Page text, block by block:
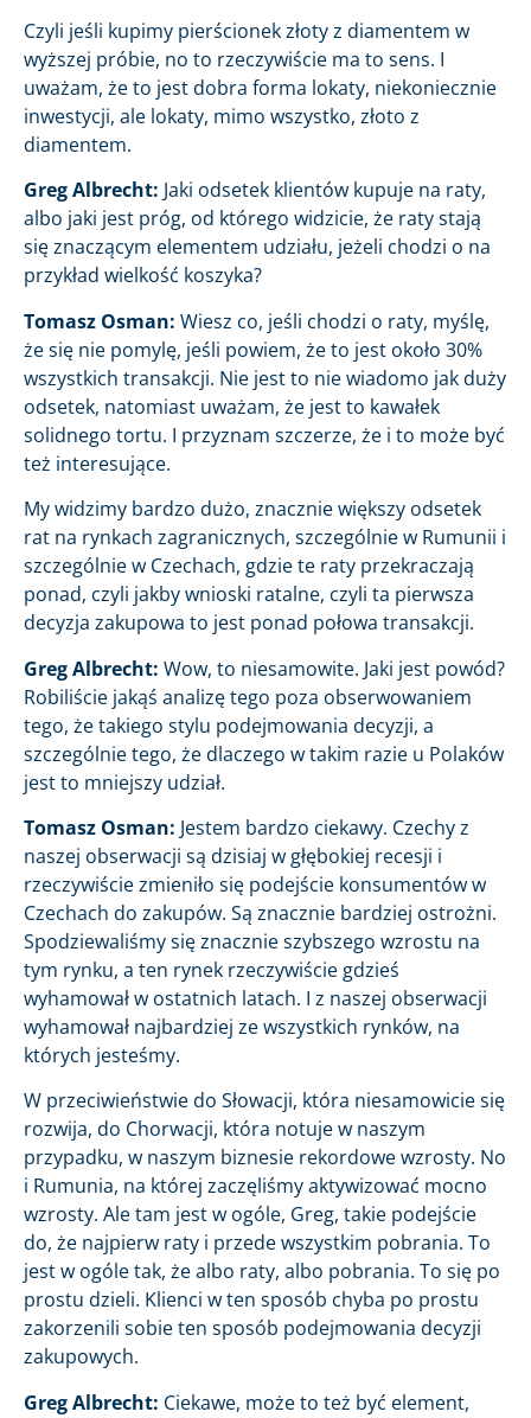
Czyli jeśli kupimy pierścionek złoty z diamentem w
wyższej próbie, no to rzeczywiście ma to sens. I
uważam, że to jest dobra forma lokaty, niekoniecznie
inwestycji, ale lokaty, mimo wszystko, złoto z
diamentem.
Greg Albrecht: Jaki odsetek klientów kupuje na raty,
albo jaki jest próg, od którego widzicie, że raty stają
się znaczącym elementem udziału, jeżeli chodzi o na
przykład wielkość koszyka?
Tomasz Osman: Wiesz co, jeśli chodzi o raty, myślę,
że się nie pomylę, jeśli powiem, że to jest około 30%
wszystkich transakcji. Nie jest to nie wiadomo jak duży
odsetek, natomiast uważam, że jest to kawałek
solidnego tortu. I przyznam szczerze, że i to może być
też interesujące.
My widzimy bardzo dużo, znacznie większy odsetek
rat na rynkach zagranicznych, szczególnie w Rumunii i
szczególnie w Czechach, gdzie te raty przekraczają
ponad, czyli jakby wnioski ratalne, czyli ta pierwsza
decyzja zakupowa to jest ponad połowa transakcji.
Greg Albrecht: Wow, to niesamowite. Jaki jest powód?
Robiliście jakąś analizę tego poza obserwowaniem
tego, że takiego stylu podejmowania decyzji, a
szczególnie tego, że dlaczego w takim razie u Polaków
jest to mniejszy udział.
Tomasz Osman: Jestem bardzo ciekawy. Czechy z
naszej obserwacji są dzisiaj w głębokiej recesji i
rzeczywiście zmieniło się podejście konsumentów w
Czechach do zakupów. Są znacznie bardziej ostrożni.
Spodziewaliśmy się znacznie szybszego wzrostu na
tym rynku, a ten rynek rzeczywiście gdzieś
wyhamował w ostatnich latach. I z naszej obserwacji
wyhamował najbardziej ze wszystkich rynków, na
których jesteśmy.
W przeciwieństwie do Słowacji, która niesamowicie się
rozwija, do Chorwacji, która notuje w naszym
przypadku, w naszym biznesie rekordowe wzrosty. No
i Rumunia, na której zaczęliśmy aktywizować mocno
wzrosty. Ale tam jest w ogóle, Greg, takie podejście
do, że najpierw raty i przede wszystkim pobrania. To
jest w ogóle tak, że albo raty, albo pobrania. To się po
prostu dzieli. Klienci w ten sposób chyba po prostu
zakorzenili sobie ten sposób podejmowania decyzji
zakupowych.
Greg Albrecht: Ciekawe, może to też być element,